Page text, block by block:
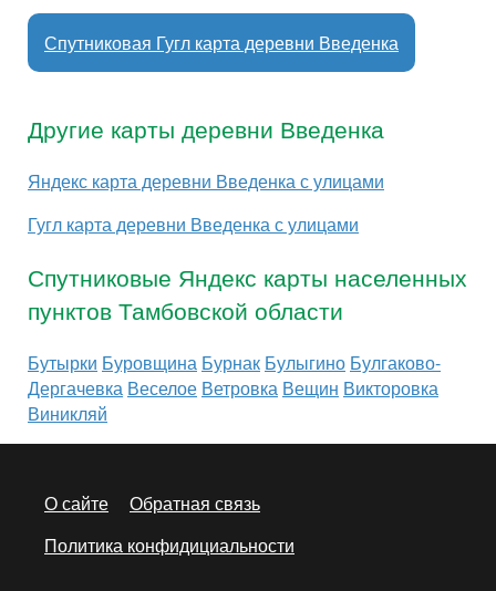
Спутниковая Гугл карта деревни Введенка
Другие карты деревни Введенка
Яндекс карта деревни Введенка с улицами
Гугл карта деревни Введенка с улицами
Спутниковые Яндекс карты населенных
пунктов Тамбовской области
Бутырки Буровщина Бурнак Булыгино Булгаково-
Дергачевка Веселое Ветровка Вещин Викторовка
Виникляй
О сайте
Обратная связь
Политика конфидициальности